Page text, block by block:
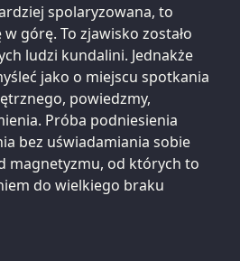
spolaryzowana, to
górę. To zjawisko zostało
ludzi kundalini. Jednakże
jako o miejscu spotkania
powiedzmy,
Próba podniesienia
bez uświadamiania sobie
magnetyzmu, od których to
do wielkiego braku